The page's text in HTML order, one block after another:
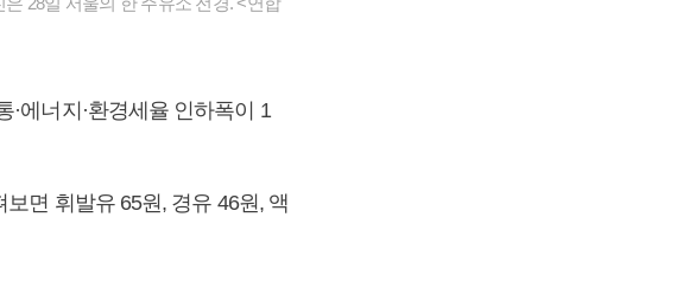
에너지·환경세율 인하폭이 1
면 휘발유 65원, 경유 46원, 액